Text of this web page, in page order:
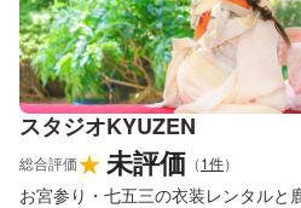
スタジオKYUZEN
総合評価★未評価 （1件）
お宮参り・七五三の衣装レンタルと